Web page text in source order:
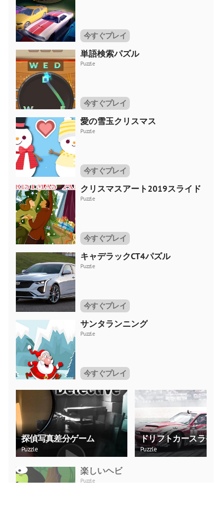
今すぐプレイ
単語検索パズル
Puzzle
今すぐプレイ
愛の雪玉クリスマス
Puzzle
今すぐプレイ
クリスマスアート2019スライド
Puzzle
今すぐプレイ
キャデラックCT4パズル
Puzzle
今すぐプレイ
サンタランニング
Puzzle
今すぐプレイ
探偵写真差分ゲーム
Puzzle
ドリフトカースライド
Puzzle
楽しいヘビ
Puzzle